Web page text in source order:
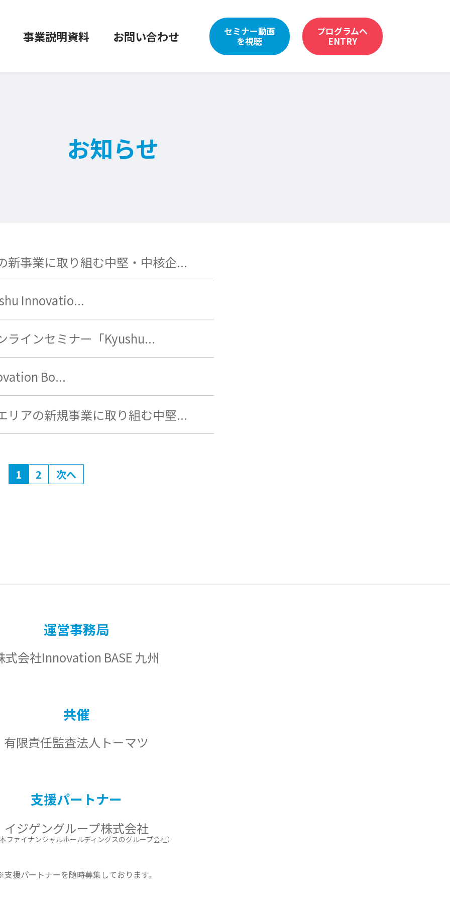
事業説明資料 お問い合わせ
セミナー動画
を視聴
プログラムへ
ENTRY
お知らせ
新事業に取り組む中堅・中核企...
Innovatio...
ラインセミナー「Kyushu...
Bo...
リアの新規事業に取り組む中堅...
1 2 次へ
運営事務局
式会社Innovation BASE 九州
共催
有限責任監査法人 トーマツ
支援パートナー
イジゲングループ株式会社
ファイナンシャルホールディングスのグループ会社）
援パートナーを随時募集しております。